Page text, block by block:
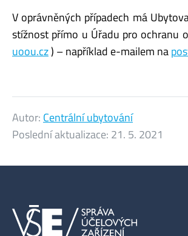
V oprávněných případech má
stížnost přímo u Úřadu pro ochranu
uoou.cz) – například e-mailem na
Autor: Centrální ubytování
Poslední aktualizace: 21. 5. 2021